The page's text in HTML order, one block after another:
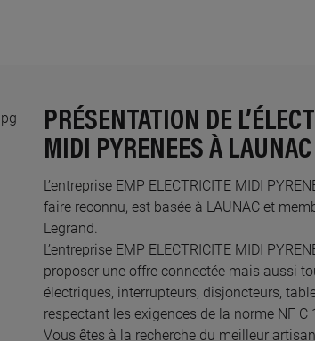
PRÉSENTATION DE
MIDI PYRENEES À LAUNAC
L’entreprise EMP ELECTRICITE MIDI
faire reconnu, est basée à LAUNAC et
Legrand.​
L’entreprise EMP ELECTRICITE MIDI
proposer une offre connectée mais aussi
électriques, interrupteurs, disjoncteurs,
respectant les exigences de la norme NF
Vous êtes à la recherche du meilleur